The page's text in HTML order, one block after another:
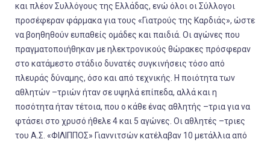
και πλέον Συλλόγους της Ελλάδας, ενώ όλοι οι Σύλλογοι
προσέφεραν φάρμακα για τους «Γιατρούς της Καρδιάς», ώστε
να βοηθηθούν ευπαθείς ομάδες και παιδιά. Οι αγώνες που
πραγματοποιήθηκαν με ηλεκτρονικούς θώρακες πρόσφεραν
στο κατάμεστο στάδιο δυνατές συγκινήσεις τόσο από
πλευράς δύναμης, όσο και από τεχνικής. Η ποιότητα των
αθλητών –τριών ήταν σε υψηλά επίπεδα, αλλά και η
ποσότητα ήταν τέτοια, που ο κάθε ένας αθλητής –τρια για να
φτάσει στο χρυσό ήθελε 4 και 5 αγώνες. Οι αθλητές –τριες
του Α.Σ. «ΦΙΛΙΠΠΟΣ» Γιαννιτσών κατέλαβαν 10 μετάλλια από